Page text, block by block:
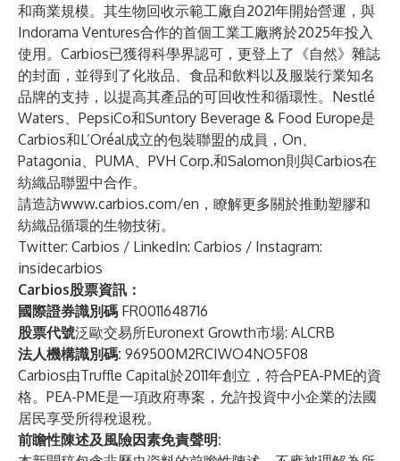
和商業規模。其生物回收示範工廠自2021年開始營運，與
Indorama Ventures合作的首個工業工廠將於2025年投入
使用。Carbios已獲得科學界認可，更登上了《自然》雜誌
的封面，並得到了化妝品、食品和飲料以及服裝行業知名
品牌的支持，以提高其產品的可回收性和循環性。Nestlé
Waters、PepsiCo和Suntory Beverage & Food Europe是
Carbios和L’Oréal成立的包裝聯盟的成員，On、
Patagonia、PUMA、PVH Corp.和Salomon則與Carbios在
紡織品聯盟中合作。
請造訪www.carbios.com/en ，瞭解更多關於推動塑膠和
紡織品循環的生物技術。
Twitter: Carbios / LinkedIn: Carbios / Instagram:
insidecarbios
Carbios股票資訊：
國際證券識別碼 FR0011648716
股票代號泛歐交易所Euronext Growth市場: ALCRB
法人機構識別碼: 969500M2RCIWO4NO5F08
Carbios由Truffle Capital於2011年創立，符合PEA-PME的資
格。PEA-PME是一項政府專案，允許投資中小企業的法國
居民享受所得稅退稅。
前瞻性陳述及風險因素免責聲明: